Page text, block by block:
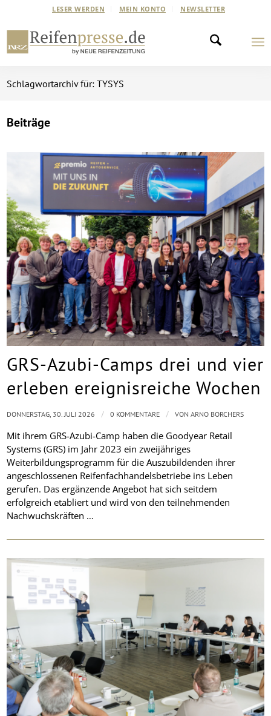
LESER WERDEN MEIN KONTO NEWSLETTER
Schlagwortarchiv für: TYSYS
Beiträge
GRS-Azubi-Camps drei und vier
erleben ereignisreiche Wochen
Mit ihrem GRS-Azubi-Camp haben die Goodyear Retail
Systems (GRS) im Jahr 2023 ein zweijähriges
Weiterbildungsprogramm für die Auszubildenden ihrer
angeschlossenen Reifenfachhandelsbetriebe ins Leben
gerufen. Das ergänzende Angebot hat sich seitdem
erfolgreich etabliert und wird von den teilnehmenden
Nachwuchskräften …
DONNERSTAG, 30. JULI 2026 / 0 KOMMENTARE / VONARNO BORCHERS